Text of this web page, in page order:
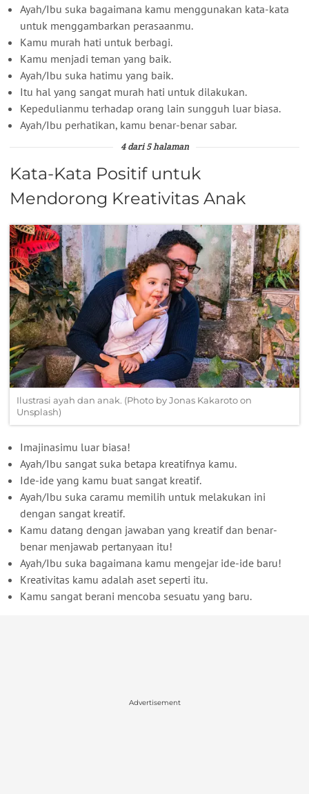
Ayah/Ibu suka bagaimana kamu menggunakan kata-kata
untuk menggambarkan perasaanmu.
Kamu murah hati untuk berbagi.
Kamu menjadi teman yang baik.
Ayah/Ibu suka hatimu yang baik.
Itu hal yang sangat murah hati untuk dilakukan.
Kepedulianmu terhadap orang lain sungguh luar biasa.
Ayah/Ibu perhatikan, kamu benar-benar sabar.
4 dari 5 halaman
Kata-Kata Positif untuk
Mendorong Kreativitas Anak
Ilustrasi ayah dan anak. (Photo by Jonas Kakaroto on
Unsplash)
Imajinasimu luar biasa!
Ayah/Ibu sangat suka betapa kreatifnya kamu.
Ide-ide yang kamu buat sangat kreatif.
Ayah/Ibu suka caramu memilih untuk melakukan ini
dengan sangat kreatif.
Kamu datang dengan jawaban yang kreatif dan benar-
benar menjawab pertanyaan itu!
Ayah/Ibu suka bagaimana kamu mengejar ide-ide baru!
Kreativitas kamu adalah aset seperti itu.
Kamu sangat berani mencoba sesuatu yang baru.
Advertisement